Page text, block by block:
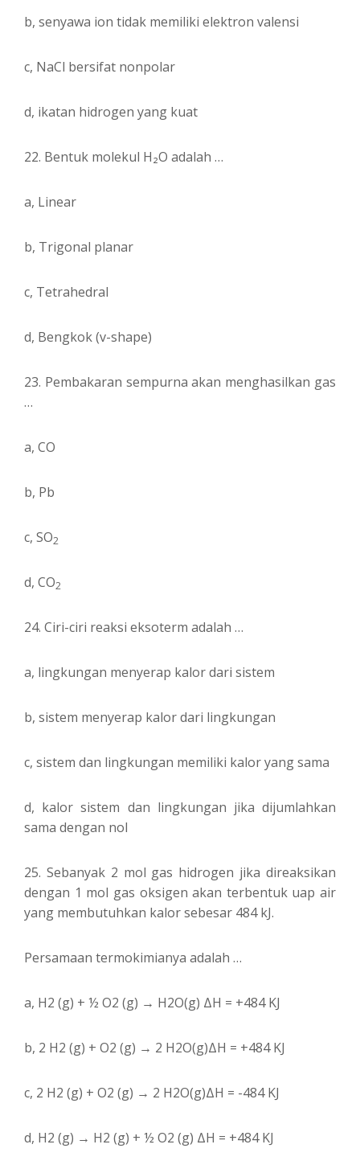
b, senyawa ion tidak memiliki elektron valensi
c, NaCl bersifat nonpolar
d, ikatan hidrogen yang kuat
22. Bentuk molekul H₂O adalah …
a, Linear
b, Trigonal planar
c, Tetrahedral
d, Bengkok (v-shape)
23. Pembakaran sempurna akan menghasilkan gas
…
a, CO
b, Pb
c, SO2
d, CO2
24. Ciri-ciri reaksi eksoterm adalah …
a, lingkungan menyerap kalor dari sistem
b, sistem menyerap kalor dari lingkungan
c, sistem dan lingkungan memiliki kalor yang sama
d, kalor sistem dan lingkungan jika dijumlahkan
sama dengan nol
25. Sebanyak 2 mol gas hidrogen jika direaksikan
dengan 1 mol gas oksigen akan terbentuk uap air
yang membutuhkan kalor sebesar 484 kJ.
Persamaan termokimianya adalah …
a, H2 (g) + ½ O2 (g) → H2O(g) ΔH = +484 KJ
b, 2 H2 (g) + O2 (g) → 2 H2O(g)ΔH = +484 KJ
c, 2 H2 (g) + O2 (g) → 2 H2O(g)ΔH = -484 KJ
d, H2 (g) → H2 (g) + ½ O2 (g) ΔH = +484 KJ